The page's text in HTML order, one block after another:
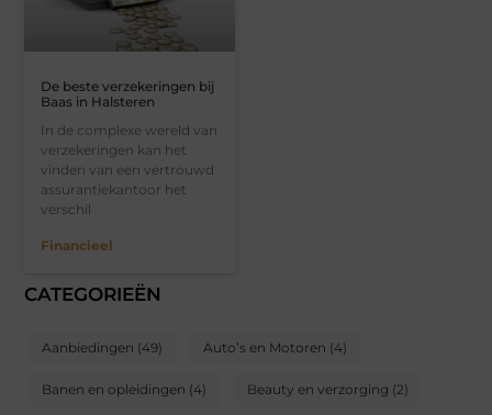
De beste verzekeringen bij
Baas in Halsteren
In de complexe wereld van
verzekeringen kan het
vinden van een vertrouwd
assurantiekantoor het
verschil
Financieel
CATEGORIEËN
Aanbiedingen (49) Auto’s en Motoren (4)
Banen en opleidingen (4) Beauty en verzorging (2)